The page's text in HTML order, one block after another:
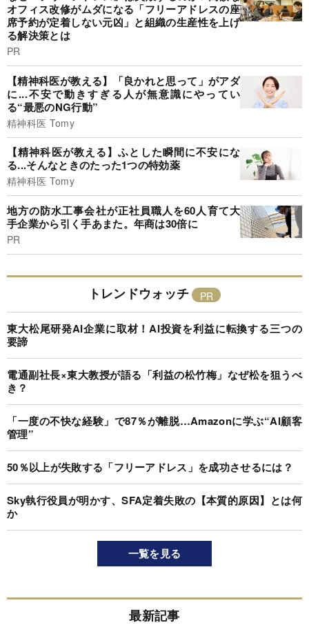
オフィス改修がムダになる「フリーアドレスの座
席予約が定着しない元凶」と組織の生産性を上げ
る解決策とは
PR
【精神科医が教える】「良かれと思って」がアダ
に...不安で動きすぎる人が無意識にやってい
る“最悪のNG行動”
精神科医 Tomy
【精神科医が教える】ふとした瞬間に不安にな
る...そんなときのたった1つの特効薬
精神科医 Tomy
地方の防水工事会社が正社員職人を60人育て大
手企業から引く手あまた。年商は30倍に
PR
トレンドウォッチ
東大松尾研発AI企業に取材！AI投資を利益に転換する三つの
要諦
電通副社長×東大教授が語る「利益の松竹梅」なぜ松を狙うべ
き？
「一度の不快な経験」で87％が離脱…Amazonに学ぶ“AI顧客
管理”
50％以上が失敗する「フリーアドレス」を成功させるには？
Sky執行役員が明かす、SFA定着失敗の【本質的原因】とは何
か
一覧を見る
最新記事